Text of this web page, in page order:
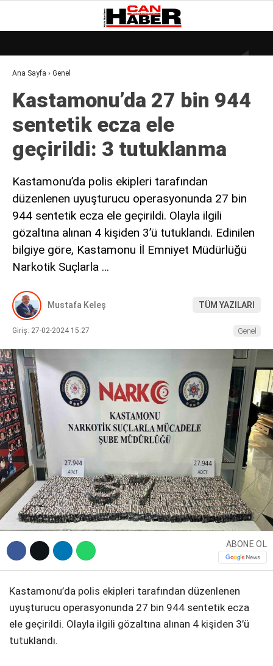
WhatsApp İhbar Hattı
Facebook
Instagram
Youtube
21.4°
GALERİ
DÜNYA
EKONOMI
GÜNDEM
MAGAZIN
SAĞLIK
POLITIKA
ASAYIŞ
DIĞER
Ana Sayfa › Genel
Kastamonu’da 27 bin 944
sentetik ecza ele
geçirildi: 3 tutuklanma
Kastamonu’da polis ekipleri tarafından
düzenlenen uyuşturucu operasyonunda 27 bin
944 sentetik ecza ele geçirildi. Olayla ilgili
gözaltına alınan 4 kişiden 3’ü tutuklandı. Edinilen
bilgiye göre, Kastamonu İl Emniyet Müdürlüğü
Narkotik Suçlarla …
Mustafa Keleş TÜM YAZILARI
Giriş: 27-02-2024 15:27 Genel
ABONE OL
Kastamonu’da polis ekipleri tarafından düzenlenen
uyuşturucu operasyonunda 27 bin 944 sentetik ecza
ele geçirildi. Olayla ilgili gözaltına alınan 4 kişiden 3’ü
tutuklandı.